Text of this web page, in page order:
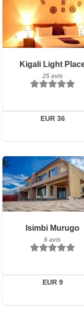
Kigali Light
25 avis
EUR 36
Petit-déjeuner inclus
25 avis
Réserver
Isimbi Murugo
6 avis
EUR 9
6 avis
Détails
Réserver